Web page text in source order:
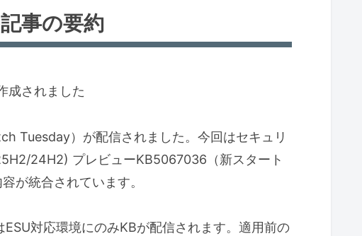
タイトル簡略化と当ブログのスタンス
ポート終了時期に関する重要なお知らせ
キュリティサポートが終了しました
）が有効か確認する複数の方法
事の要約
成されました
Tuesday）が配信されました。今回はセキュリ
24H2) プレビューKB5067036（新スタート
が統合されています。
対応環境にのみKBが配信されます。適用前の